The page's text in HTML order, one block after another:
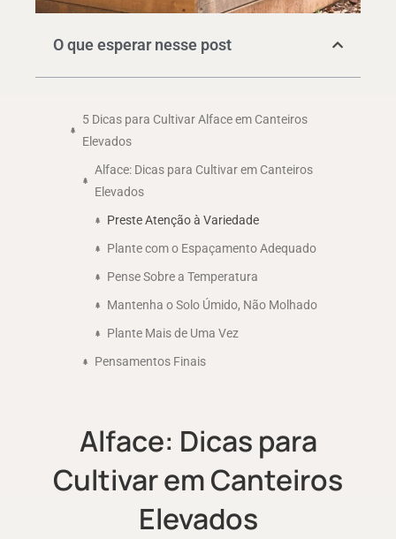
O que esperar nesse post
5 Dicas para Cultivar Alface em Canteiros
Elevados
Alface: Dicas para Cultivar em Canteiros
Elevados
Preste Atenção à Variedade
Plante com o Espaçamento Adequado
Pense Sobre a Temperatura
Mantenha o Solo Úmido, Não Molhado
Plante Mais de Uma Vez
Pensamentos Finais
Alface: Dicas para
Cultivar em Canteiros
Elevados